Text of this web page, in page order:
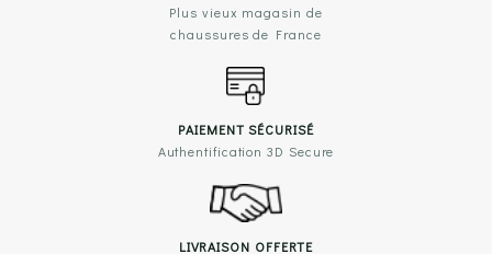
Plus vieux magasin de
chaussures de France
PAIEMENT SÉCURISÉ
Authentification 3D Secure
LIVRAISON OFFERTE